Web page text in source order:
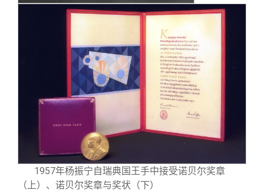
1957年杨振宁自瑞典国王手中接受诺贝尔奖章
（上）、诺贝尔奖章与奖状（下）